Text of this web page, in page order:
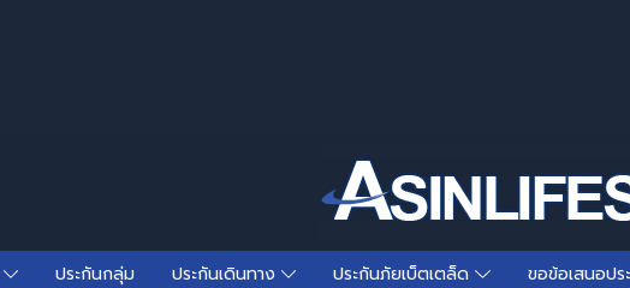
ประกันกลุ่ม ประกันเดินทาง ประกันภัยเบ็ตเตล็ด ขอข้อเสนอป